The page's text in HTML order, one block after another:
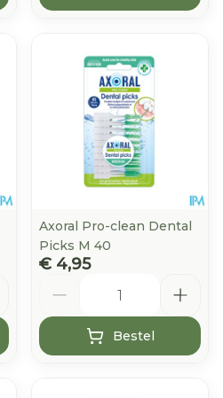
Axoral Pro-clean Dental
Picks M 40
€ 4,95
Bestel